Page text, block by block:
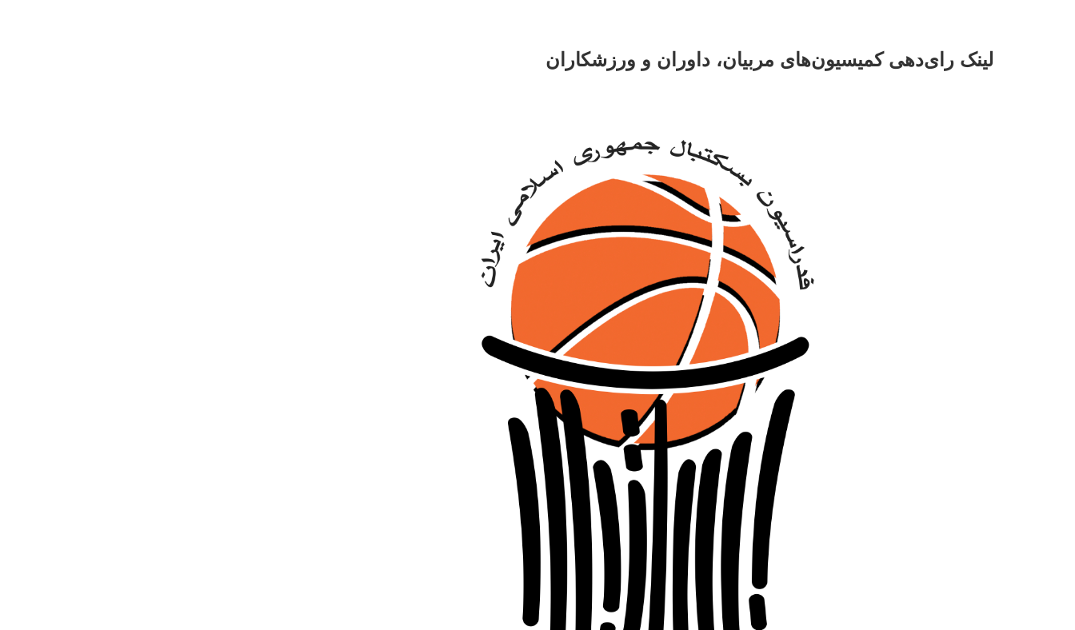
لینک رای‌دهی کمیسیون‌های مربیان، داوران و ورزشکاران